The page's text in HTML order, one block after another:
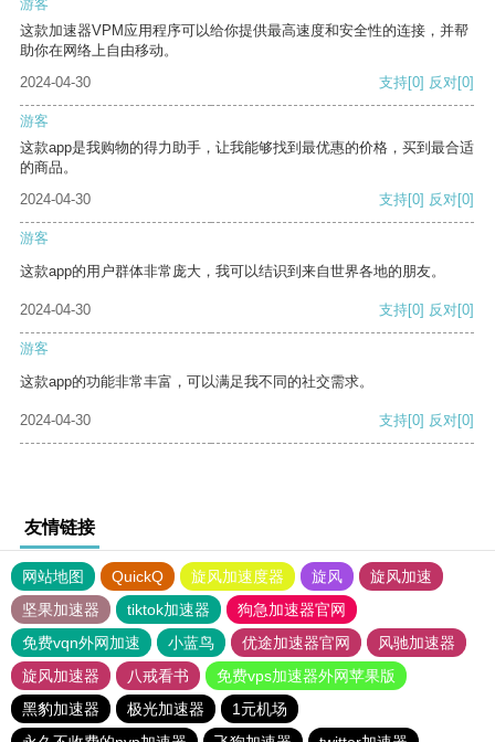
游客
这款加速器VPM应用程序可以给你提供最高速度和安全性的连接，并帮
助你在网络上自由移动。
2024-04-30
支持[0] 反对[0]
游客
这款app是我购物的得力助手，让我能够找到最优惠的价格，买到最合适
的商品。
2024-04-30
支持[0] 反对[0]
游客
这款app的用户群体非常庞大，我可以结识到来自世界各地的朋友。
2024-04-30 支持[0] 反对[0]
游客
这款app的功能非常丰富，可以满足我不同的社交需求。
2024-04-30 支持[0] 反对[0]
友情链接
网站地图 QuickQ 旋风加速度器 旋风
旋风加速
坚果加速器
tiktok加速器
狗急加速器官网
免费vqn外网加速
小蓝鸟 优途加速器官网
风驰加速器
旋风加速器
八戒看书
免费vps加速器外网苹果版
黑豹加速器
极光加速器
1元机场